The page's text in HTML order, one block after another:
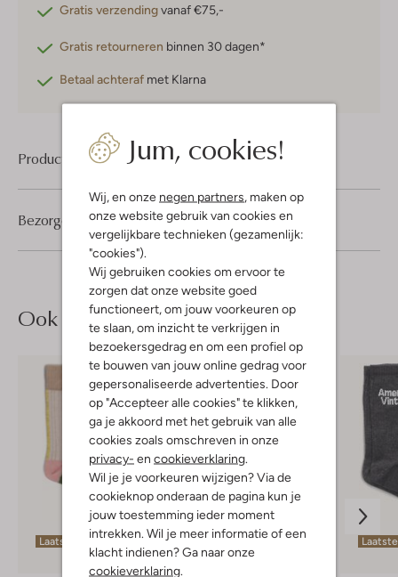
Jum, cookies!
Wij, en onze negen partners , maken op
onze website gebruik van cookies en
vergelijkbare technieken (gezamenlijk:
"cookies").
Wij gebruiken cookies om ervoor te
zorgen dat onze website goed
functioneert, om jouw voorkeuren op
te slaan, om inzicht te verkrijgen in
bezoekersgedrag en om een profiel op
te bouwen van jouw online gedrag voor
gepersonaliseerde advertenties. Door
op "Accepteer alle cookies" te klikken,
ga je akkoord met het gebruik van alle
cookies zoals omschreven in onze
privacy- en cookieverklaring
Wil je je voorkeuren wijzigen? Via de
cookieknop onderaan de pagina kun je
jouw toestemming ieder moment
intrekken. Wil je meer informatie of een
klacht indienen? Ga naar onze
cookieverklaring
Gratis verzendingvanaf €75,-
Gratis retourneren binnen 30 dagen*
Betaal achteraf met Klarna
Product informatie
Bezorgen & retourneren
Ook iets voor jou?
Laatste maten Laatste maten